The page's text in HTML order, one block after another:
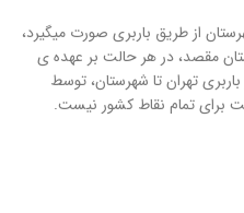
از طریق باربری صورت می­گیرد،
مقصد، در هر حالت بر عهده ی
تهران تا شهرستان، توسط
برای تمام نقاط کشور نیست.